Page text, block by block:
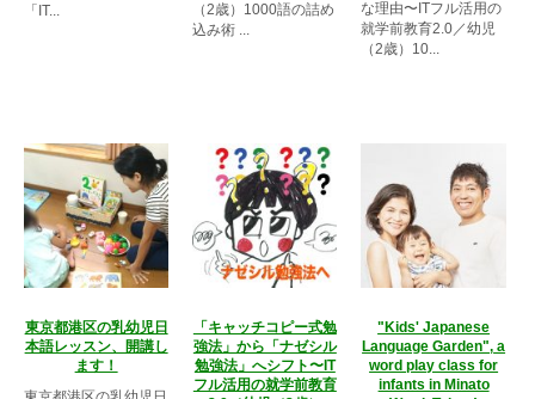
「IT...
（2歳）1000語の詰め
込み術 ...
な理由〜ITフル活用の
就学前教育2.0／幼児
（2歳）10...
東京都港区の乳幼児日
本語レッスン、開講し
ます！
「キャッチコピー式勉
強法」から「ナゼシル
勉強法」へシフト〜IT
フル活用の就学前教育
"Kids' Japanese
Language Garden", a
word play class for
infants in Minato